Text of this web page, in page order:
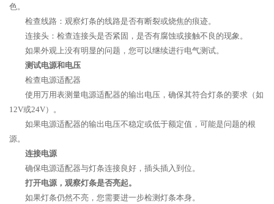
色。
检查线路：观察灯条的线路是否有断裂或烧焦的痕迹。
连接头：检查连接头是否紧固，是否有腐蚀或接触不良的现象。
如果外观上没有明显的问题，您可以继续进行电气测试。
测试电源和电压
检查电源适配器
使用万用表测量电源适配器的输出电压，确保其符合灯条的要求（如
12V或24V）。
如果电源适配器的输出电压不稳定或低于额定值，可能是问题的根
源。
连接电源
确保电源适配器与灯条连接良好，插头插入到位。
打开电源，观察灯条是否亮起。
如果灯条仍然不亮，您需要进一步检测灯条本身。